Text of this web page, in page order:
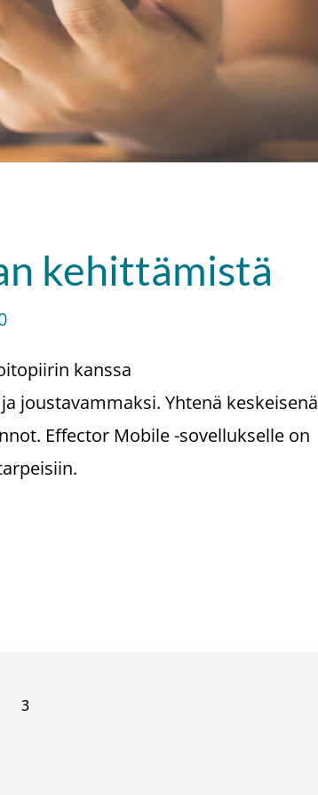
kehittämistä
kanssa
joustavammaksi. Yhtenä keskeisenä
Effector Mobile -sovellukselle on
3